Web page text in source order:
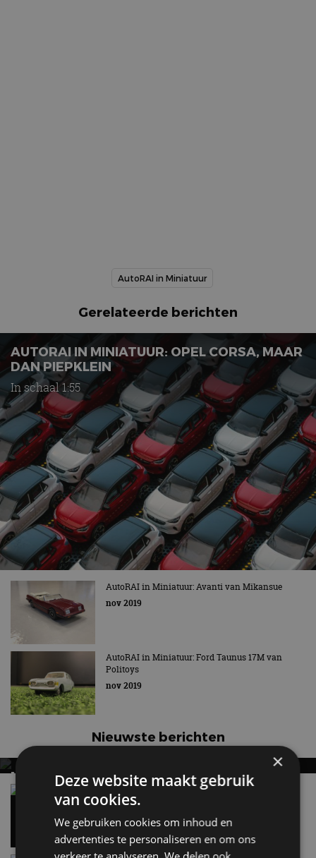
AutoRAI in Miniatuur: Avanti van Mikansue
nov 2019
AutoRAI in Miniatuur: Ford Taunus 17M van
nov 2019
Nieuwste berichten
MET KORTING NAAR EV EXPERIENCE 2026?
AUTORAI REGELT HET!
EV Experience 2026 van 24 tot 26 september
7 aug
Lamborghini Revuelto eert 60 jaar Miura met
speciale editie
×
Deze website maakt gebruik
van cookies.
We gebruiken cookies om inhoud en
advertenties te personaliseren en om ons